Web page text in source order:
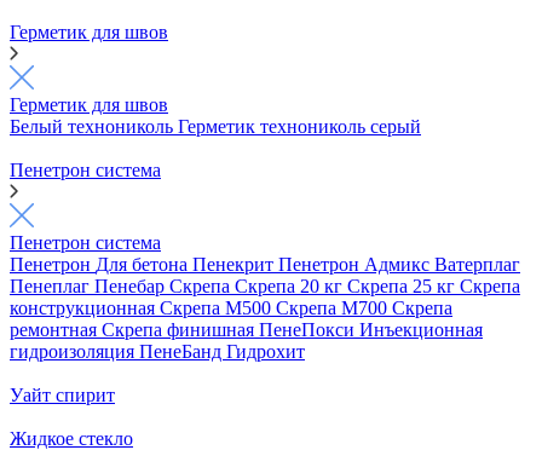
Герметик для швов
Герметик для швов
Белый технониколь Герметик технониколь серый
Пенетрон система
Пенетрон система
Пенетрон Для бетона Пенекрит Пенетрон Адмикс Ватерплаг
Пенеплаг Пенебар Скрепа Скрепа 20 кг Скрепа 25 кг Скрепа
конструкционная Скрепа М500 Скрепа М700 Скрепа
ремонтная Скрепа финишная ПенеПокси Инъекционная
гидроизоляция ПенеБанд Гидрохит
Уайт спирит
Жидкое стекло